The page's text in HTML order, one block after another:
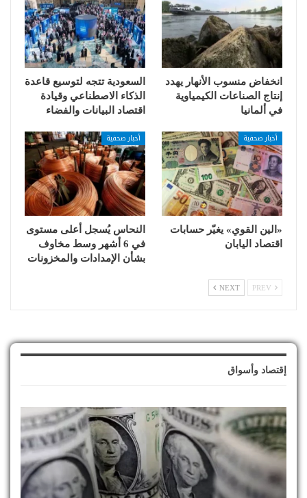
انخفاض منسوب الأنهار يهدد
إنتاج الصناعات الكيمياوية
في ألمانيا
السعودية تتجه لتوسيع قاعدة
الذكاء الاصطناعي وقيادة
اقتصاد البيانات والفضاء
أخبار صحفية
«الين القوي» يغيّر حسابات
اقتصاد اليابان
أخبار صحفية
النحاس يُسجل أعلى مستوى
في 6 أشهر وسط مخاوف
بشأن الإمدادات والمخزونات
NEXT
إقتصاد وأسواق